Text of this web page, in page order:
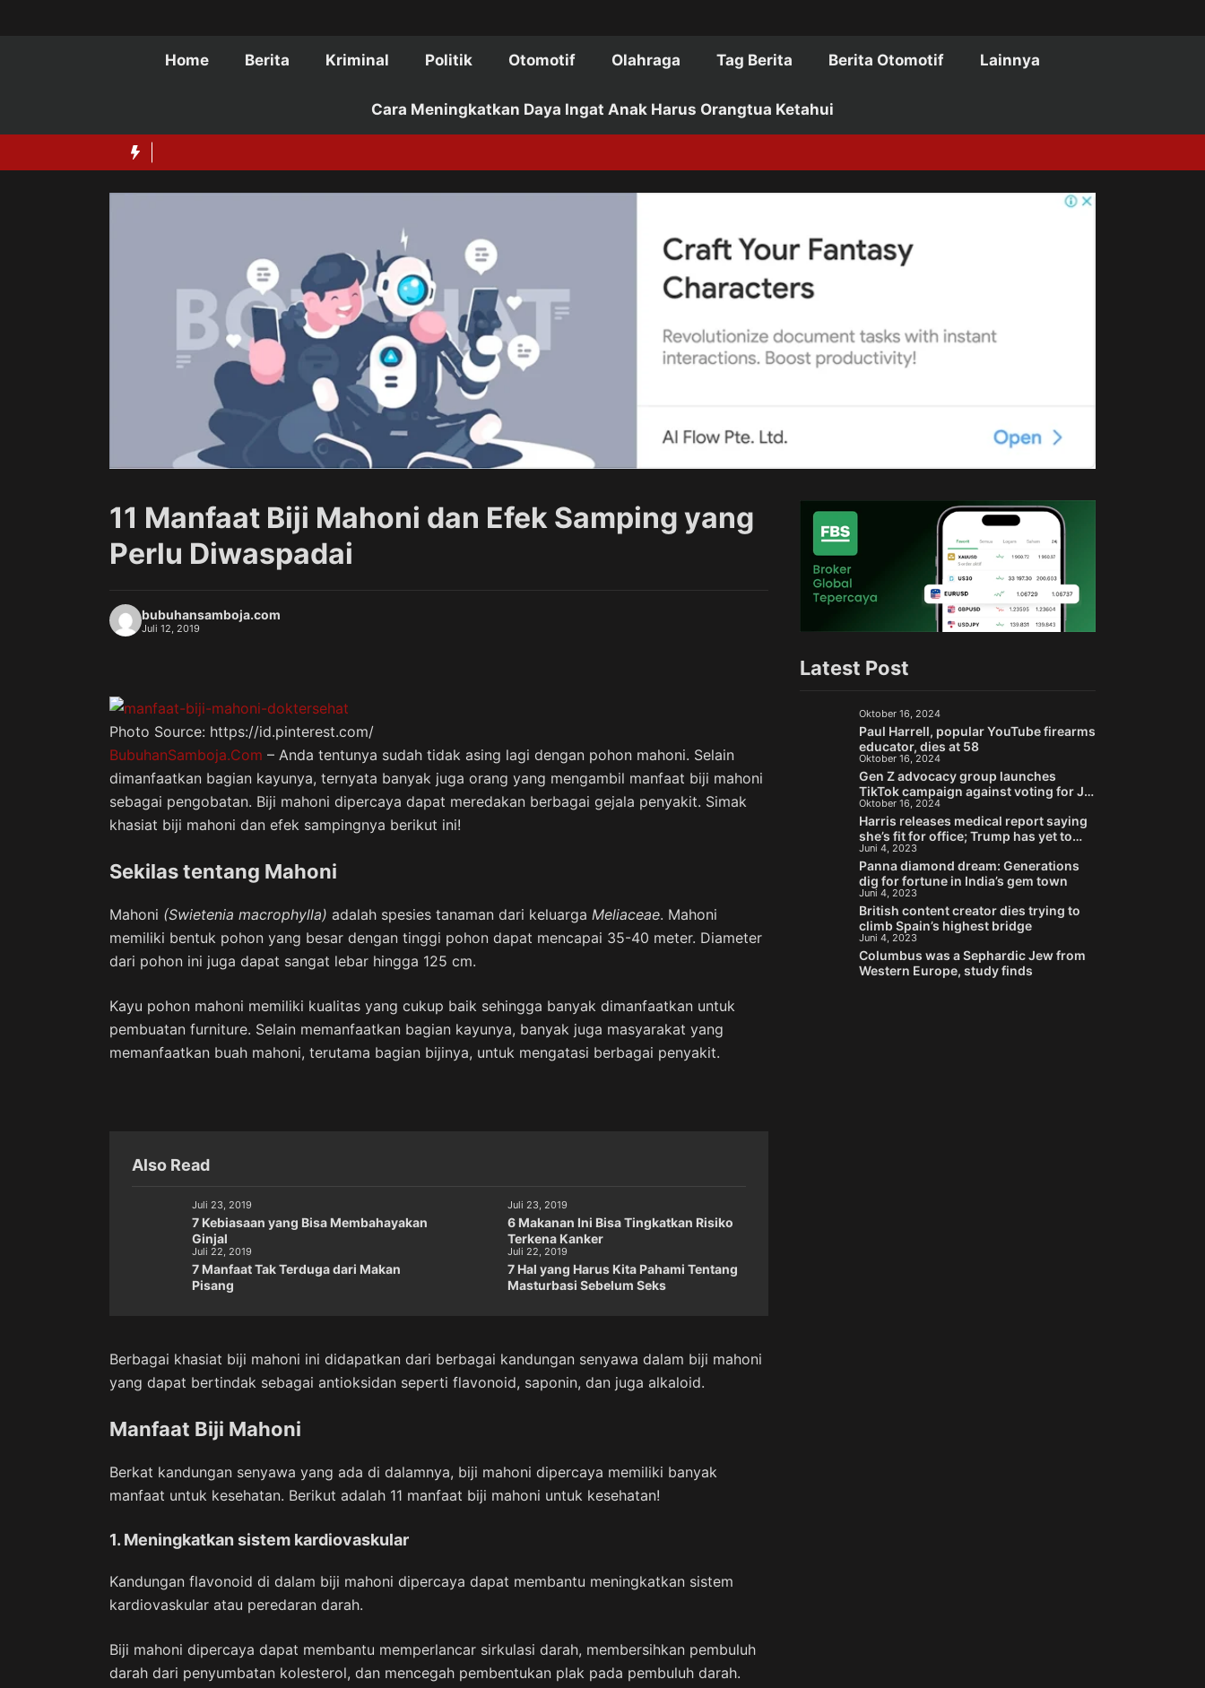
Home Berita Kriminal Politik Otomotif Olahraga Tag Berita Berita Otomotif Lainnya
Cara Meningkatkan Daya Ingat Anak Harus Orangtua Ketahui
11 Manfaat Biji Mahoni dan Efek Samping yang
Perlu Diwaspadai
bubuhansamboja.com
Juli 12, 2019
Photo Source: https://id.pinterest.com/
BubuhanSamboja.Com – Anda tentunya sudah tidak asing lagi dengan pohon mahoni. Selain
dimanfaatkan bagian kayunya, ternyata banyak juga orang yang mengambil manfaat biji mahoni
sebagai pengobatan. Biji mahoni dipercaya dapat meredakan berbagai gejala penyakit. Simak
khasiat biji mahoni dan efek sampingnya berikut ini!
Sekilas tentang Mahoni
Mahoni (Swietenia macrophylla) adalah spesies tanaman dari keluarga Meliaceae. Mahoni
memiliki bentuk pohon yang besar dengan tinggi pohon dapat mencapai 35-40 meter. Diameter
dari pohon ini juga dapat sangat lebar hingga 125 cm.
Kayu pohon mahoni memiliki kualitas yang cukup baik sehingga banyak dimanfaatkan untuk
pembuatan furniture. Selain memanfaatkan bagian kayunya, banyak juga masyarakat yang
memanfaatkan buah mahoni, terutama bagian bijinya, untuk mengatasi berbagai penyakit.
Also Read
Juli 23, 2019
7 Kebiasaan yang Bisa Membahayakan
Ginjal
Juli 23, 2019
6 Makanan Ini Bisa Tingkatkan Risiko
Terkena Kanker
Juli 22, 2019
7 Manfaat Tak Terduga dari Makan
Pisang
Juli 22, 2019
7 Hal yang Harus Kita Pahami Tentang
Masturbasi Sebelum Seks
Berbagai khasiat biji mahoni ini didapatkan dari berbagai kandungan senyawa dalam biji mahoni
yang dapat bertindak sebagai antioksidan seperti flavonoid, saponin, dan juga alkaloid.
Manfaat Biji Mahoni
Berkat kandungan senyawa yang ada di dalamnya, biji mahoni dipercaya memiliki banyak
manfaat untuk kesehatan. Berikut adalah 11 manfaat biji mahoni untuk kesehatan!
1. Meningkatkan sistem kardiovaskular
Kandungan flavonoid di dalam biji mahoni dipercaya dapat membantu meningkatkan sistem
kardiovaskular atau peredaran darah.
Biji mahoni dipercaya dapat membantu memperlancar sirkulasi darah, membersihkan pembuluh
darah dari penyumbatan kolesterol, dan mencegah pembentukan plak pada pembuluh darah.
Latest Post
Oktober 16, 2024
Paul Harrell, popular YouTube firearms
educator, dies at 58
Oktober 16, 2024
Gen Z advocacy group launches
TikTok campaign against voting for Jill
Stein
Oktober 16, 2024
Harris releases medical report saying
she’s fit for office; Trump has yet to
provide his
Juni 4, 2023
Panna diamond dream: Generations
dig for fortune in India’s gem town
Juni 4, 2023
British content creator dies trying to
climb Spain’s highest bridge
Juni 4, 2023
Columbus was a Sephardic Jew from
Western Europe, study finds